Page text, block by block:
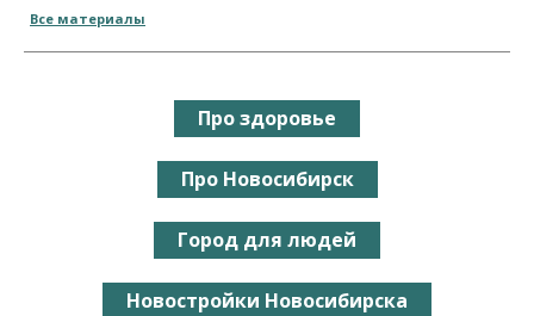
Все материалы
Про здоровье
Про Новосибирск
Город для людей
Новостройки Новосибирска